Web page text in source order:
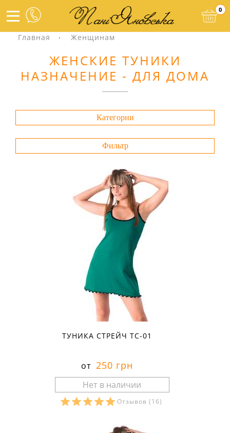
0
Главная Женщинам
ЖЕНСКИЕ ТУНИКИ
НАЗНАЧЕНИЕ - ДЛЯ ДОМА
Категории
Фильтр
ТУНИКА СТРЕЙЧ ТС-01
от 250 грн
Отзывов (16)